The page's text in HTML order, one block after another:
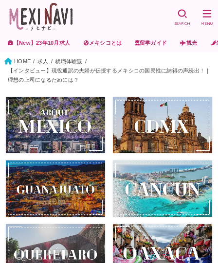
【New】23年10月求人 メキシコとは 留学ガイド 観光
SEARCH MENU
HOME 求人
就職体験談
【インタビュー】現役通訳の夫婦が伝授するメキシコの国民性に納得の声続出！｜
理想の上司になるためには？